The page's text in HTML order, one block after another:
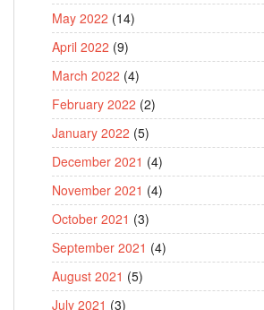
May 2022 (14)
April 2022 (9)
March 2022 (4)
February 2022 (2)
January 2022 (5)
December 2021 (4)
November 2021 (4)
October 2021 (3)
September 2021 (4)
August 2021 (5)
July 2021 (3)